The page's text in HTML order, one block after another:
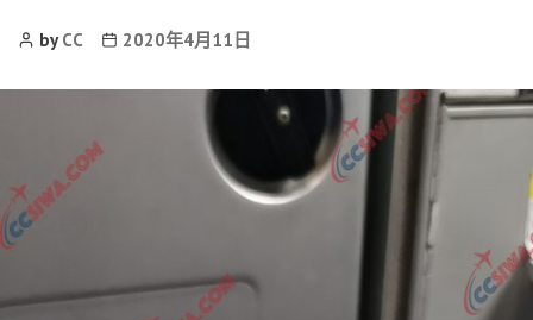
PostbyCC
Post2020年4月11日